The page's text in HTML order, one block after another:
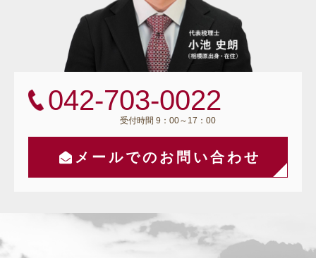
042-703-0022
受付時間 9：00～17：00
メールでのお問い合わせ